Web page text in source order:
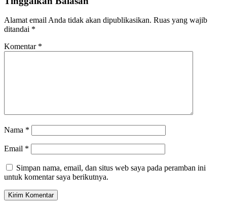
Alamat email Anda tidak akan dipublikasikan. Ruas yang wajib
ditandai *
Komentar *
Nama *
Email *
Simpan nama, email, dan situs web saya pada peramban ini
untuk komentar saya berikutnya.